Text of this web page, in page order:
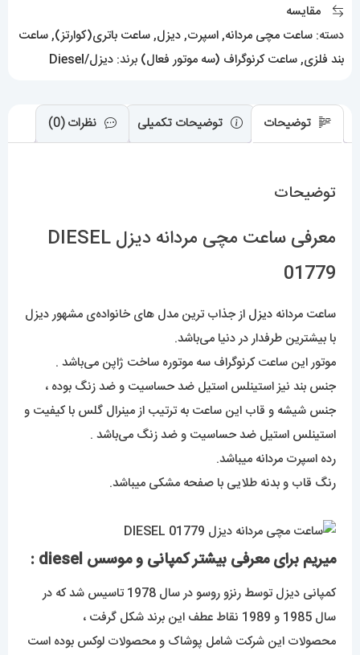
مقایسه
دسته: ساعت مچی مردانه,اسپرت,دیزل,ساعت باتری(کوارتز),ساعت
بند فلزی,ساعت کرنوگراف (سه موتور فعال) برند: دیزل/Diesel
توضیحات توضیحات تکمیلی نظرات (0)
توضیحات
معرفی ساعت مچی مردانه دیزل DIESEL
01779
ساعت مردانه دیزل از جذاب ترین مدل های خانواده‌ی مشهور دیزل
با بیشترین طرفدار در دنیا می‌باشد.
موتور این ساعت کرنوگراف سه موتوره ساخت ژاپن می‌باشد .
جنس بند نیز استینلس استیل ضد حساسیت و ضد زنگ بوده ،
جنس شیشه و قاب این ساعت به ترتیب از مینرال گلس با کیفیت و
استینلس استیل ضد حساسیت و ضد زنگ می‌باشد .
رده اسپرت مردانه میباشد.
رنگ قاب و بدنه طلایی با صفحه مشکی میباشد.
میریم برای معرفی بیشتر کمپانی و موسس diesel :
کمپانی دیزل توسط رنزو روسو در سال 1978 تاسیس شد که در
سال 1985 و 1989 نقاط عطف این برند شکل گرفت ،
محصولات این شرکت شامل پوشاک و محصولات لوکس بوده است